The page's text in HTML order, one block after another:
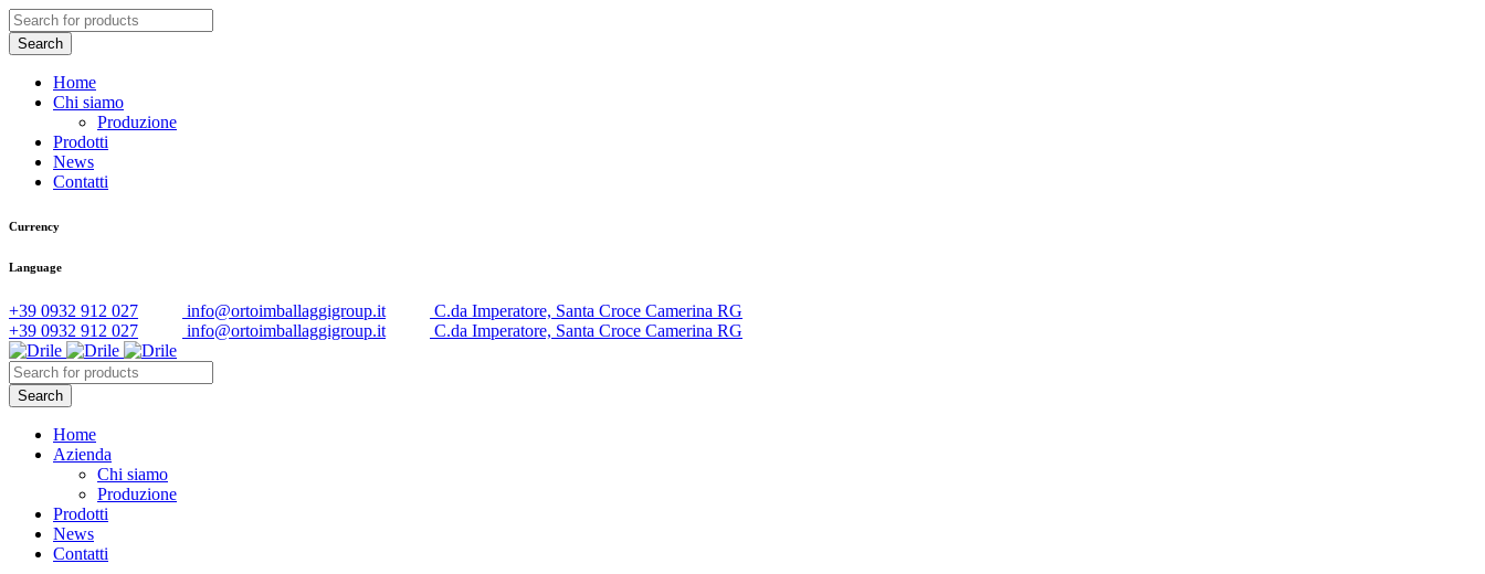
Home
Chi siamo
Produzione
Prodotti
News
Contatti
Currency
Language
+39 0932 912 027 info@ortoimballaggigroup.it
C.da Imperatore, Santa Croce Camerina RG
+39 0932 912 027
info@ortoimballaggigroup.it C.da Imperatore, Santa Croce Camerina RG
Home
Azienda
Chi siamo
Produzione
Prodotti
News
Contatti